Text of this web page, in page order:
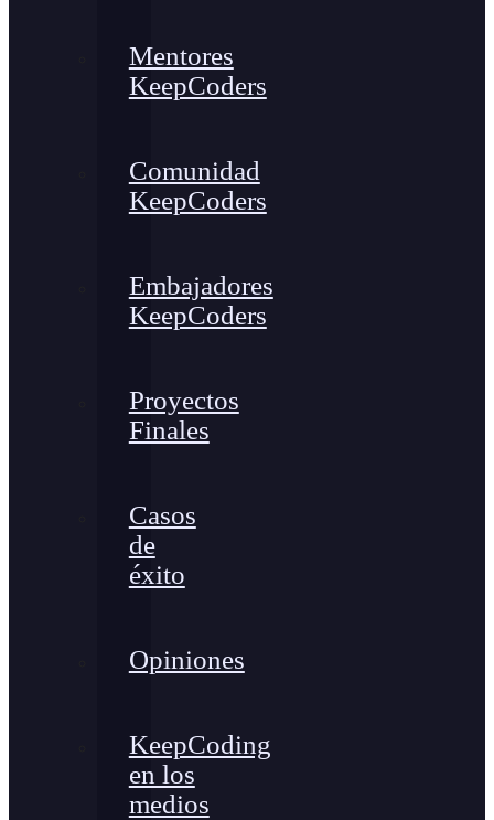
Mentores
KeepCoders
Comunidad
KeepCoders
Embajadores
KeepCoders
Proyectos
Finales
Casos
de
éxito
Opiniones
KeepCoding
en los
medios